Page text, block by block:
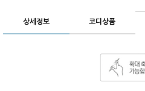
상세정보 코디상품